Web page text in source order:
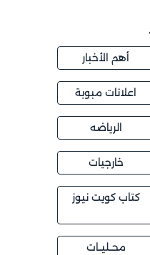
أهم الأخبار
اعلانات مبوبة
الرياضه
خارجيات
كتاب كويت نيوز
محــليــات